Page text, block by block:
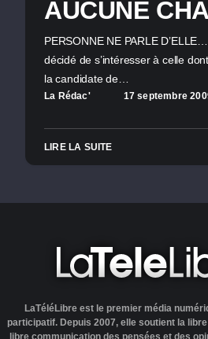
AUCUNE
PERSONNE NE PARLE
décidé de s’intéresser à celle
la candidate de…
La Rédac' 17 septembre
LIRE LA SUITE
LaTéléLibre est le premier média
participatif. Depuis 2007, elle soutient la